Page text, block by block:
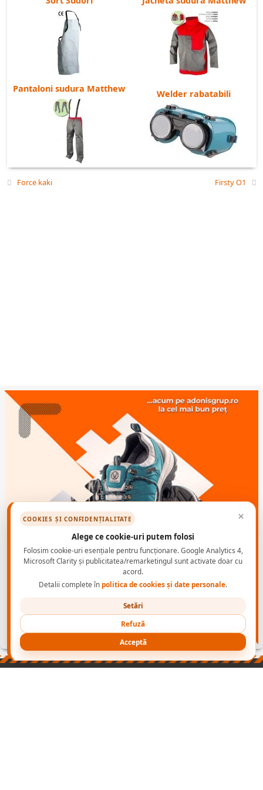
Pantaloni sudura Matthew Welder rabatabili
Force kaki Firsty O1
COOKIES ȘI CONFIDENȚIALITATE ×
Alege ce cookie-uri putem folosi
Folosim cookie-uri esențiale pentru funcționare. Google Analytics 4,
Microsoft Clarity și publicitatea/remarketingul sunt activate doar cu
acord.
Detalii complete în politica de cookies și date personale.
Setări
Refuză
Acceptă